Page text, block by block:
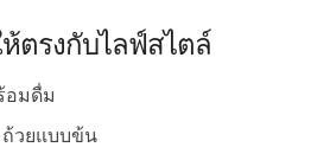
ห้ตรงกับไลฟ์สไตล์
อมดื่ม
วยแบบข้น